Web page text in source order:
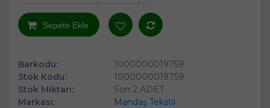
Sepete Ekle
Barkodu:
1000000019759
Stok Kodu:
1000000019759
Stok Miktarı:
Son 2 ADET
Markası:
Mandaş Tekstil